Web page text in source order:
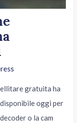
gratuita ha
oggi per
o la cam